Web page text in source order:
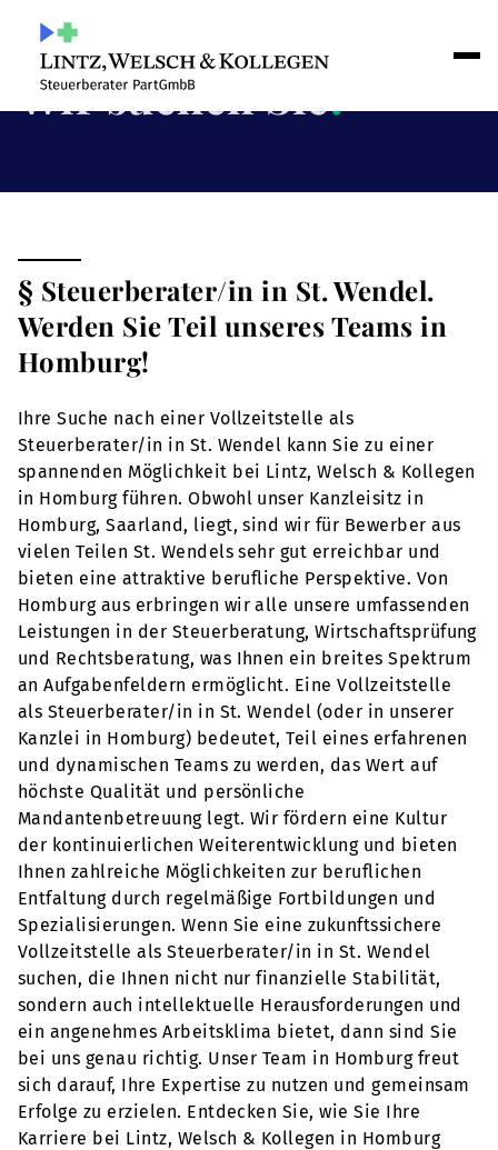
Wir suchen Sie!
§ Steuerberater/in in St. Wendel.
Werden Sie Teil unseres Teams in
Homburg!
Ihre Suche nach einer Vollzeitstelle als
Steuerberater/in in St. Wendel kann Sie zu einer
spannenden Möglichkeit bei Lintz, Welsch & Kollegen
in Homburg führen. Obwohl unser Kanzleisitz in
Homburg, Saarland, liegt, sind wir für Bewerber aus
vielen Teilen St. Wendels sehr gut erreichbar und
bieten eine attraktive berufliche Perspektive. Von
Homburg aus erbringen wir alle unsere umfassenden
Leistungen in der Steuerberatung, Wirtschaftsprüfung
und Rechtsberatung, was Ihnen ein breites Spektrum
an Aufgabenfeldern ermöglicht. Eine Vollzeitstelle
als Steuerberater/in in St. Wendel (oder in unserer
Kanzlei in Homburg) bedeutet, Teil eines erfahrenen
und dynamischen Teams zu werden, das Wert auf
höchste Qualität und persönliche
Mandantenbetreuung legt. Wir fördern eine Kultur
der kontinuierlichen Weiterentwicklung und bieten
Ihnen zahlreiche Möglichkeiten zur beruflichen
Entfaltung durch regelmäßige Fortbildungen und
Spezialisierungen. Wenn Sie eine zukunftssichere
Vollzeitstelle als Steuerberater/in in St. Wendel
suchen, die Ihnen nicht nur finanzielle Stabilität,
sondern auch intellektuelle Herausforderungen und
ein angenehmes Arbeitsklima bietet, dann sind Sie
bei uns genau richtig. Unser Team in Homburg freut
sich darauf, Ihre Expertise zu nutzen und gemeinsam
Erfolge zu erzielen. Entdecken Sie, wie Sie Ihre
Karriere bei Lintz, Welsch & Kollegen in Homburg